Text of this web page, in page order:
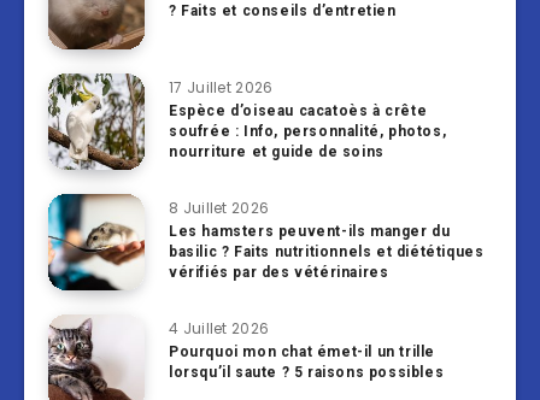
? Faits et conseils d’entretien
17 Juillet 2026
Espèce d’oiseau cacatoès à crête
soufrée : Info, personnalité, photos,
nourriture et guide de soins
8 Juillet 2026
Les hamsters peuvent-ils manger du
basilic ? Faits nutritionnels et diététiques
vérifiés par des vétérinaires
4 Juillet 2026
Pourquoi mon chat émet-il un trille
lorsqu’il saute ? 5 raisons possibles